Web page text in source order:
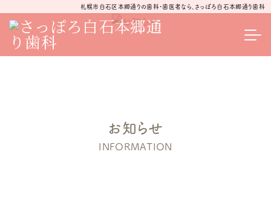
札幌市白石区本郷通りの歯科・歯医者なら、さっぽろ白石本郷通り歯科
お知らせ
INFORMATION